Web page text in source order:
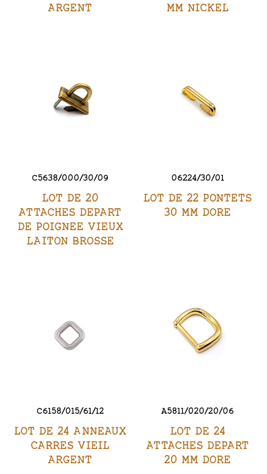
ARGENT
MM NICKEL
C5638/000/30/09
LOT DE 20
ATTACHES DEPART
DE POIGNEE VIEUX
LAITON BROSSE
06224/30/01
LOT DE 22 PONTETS
30 MM DORE
C6158/015/61/12
LOT DE 24 ANNEAUX
CARRES VIEIL
ARGENT
A5811/020/20/06
LOT DE 24
ATTACHES DEPART
20 MM DORE